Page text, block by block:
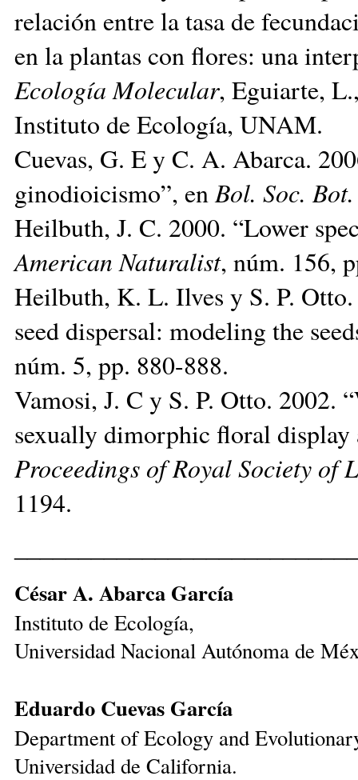
relación entre la tasa de
en la plantas con flores: una
Ecología Molecular, Eguiarte,
Instituto de Ecología, UNAM.
Cuevas, G. E y C. A. Abarca.
ginodioicismo”, enBol. Soc.
Heilbuth, J. C. 2000. “Lower
American Naturalist, núm. 156,
Heilbuth, K. L. Ilves y S. P.
seed dispersal: modeling the
núm. 5, pp. 880-888.
Vamosi, J. C y S. P. Otto. 2002.
sexually dimorphic floral
Proceedings of Royal Society of
1194.
César A. Abarca García
Instituto de Ecología,
Universidad Nacional Autónoma de
Eduardo Cuevas García
Department of Ecology and
Universidad de California.